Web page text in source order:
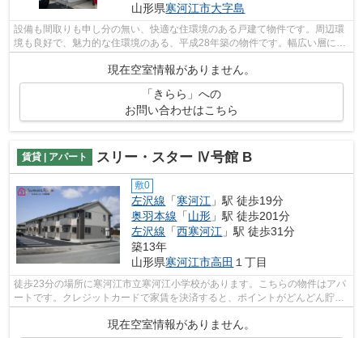
山形県寒河江市大字島
設備も間取りも申し分の無い、快適な住環境のある戸建て物件です。周辺環
境も良好で、魅力的な住環境のある、平成28年築の物件です。幅広い層に好
現在空室情報がありません。
「きらら」への
お問い合わせはこちら
賃貸 | アパート スリー・スター Ⅳ号館 B
敷0
左沢線 「寒河江 」駅 徒歩19分
奥羽本線 「山形 」駅 徒歩201分
左沢線 「西寒河江 」駅 徒歩31分
築13年
山形県寒河江市高田 １丁目
徒歩23分の場所に寒河江市立寒河江小学校があります。こちらの物件はアパ
ートです。クレジットカードで家賃を決済すると、ポイントがどんどん貯ま
現在空室情報がありません。